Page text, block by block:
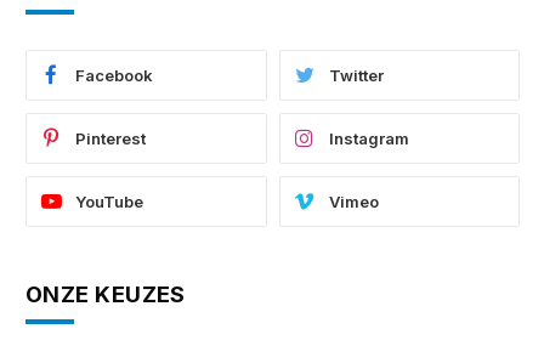
Facebook Twitter
Pinterest Instagram
YouTube Vimeo
ONZE KEUZES